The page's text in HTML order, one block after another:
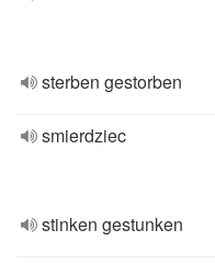
sterben gestorben
smierdziec
stinken gestunken